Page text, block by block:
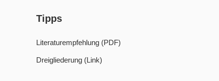
Tipps
Literaturempfehlung (PDF)
Dreigliederung (Link)